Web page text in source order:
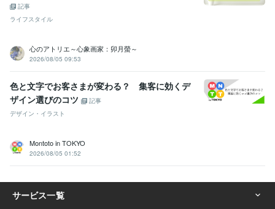
記事
ライフスタイル
心のアトリエ～心象画家：卯月螢～
2026/08/05 09:53
色と文字でお客さまが変わる？ 集客に効くデ
ザイン選びのコツ
記事
デザイン・イラスト
Montoto in TOKYO
2026/08/05 01:52